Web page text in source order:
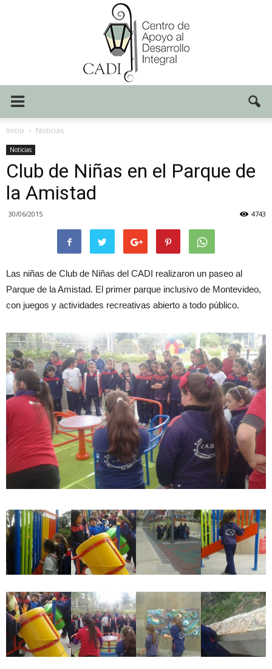
CADI
Inicio Noticias
Noticias
Club de Niñas en el Parque de
la Amistad
30/06/2015 4743
Las niñas de Club de Niñas del CADI realizaron un paseo al
Parque de la Amistad. El primer parque inclusivo de Montevideo,
con juegos y actividades recreativas abierto a todo público.